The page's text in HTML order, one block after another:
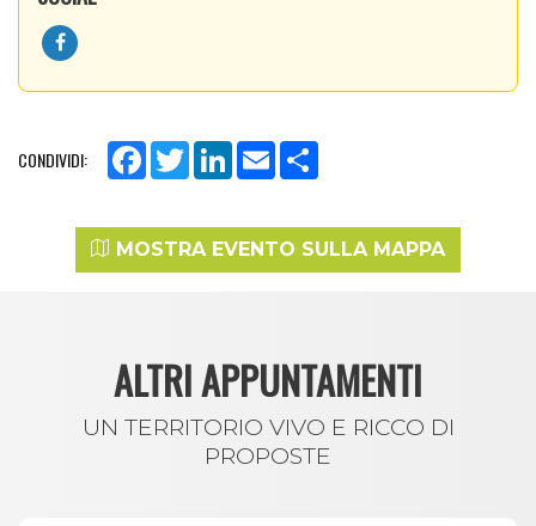
CONDIVIDI: Facebook
TwitterLinkedIn
Email
MOSTRA EVENTO SULLA MAPPA
ALTRI APPUNTAMENTI
UN TERRITORIO VIVO E RICCO DI
PROPOSTE